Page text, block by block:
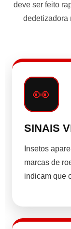
deve ser feito
dedetizadora
👀
SINAIS
Insetos
marcas de
indicam que